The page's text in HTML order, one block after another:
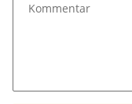
Kommentar